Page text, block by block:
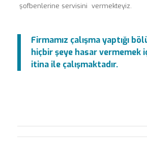
şofbenlerine servisini vermekteyiz.
Firmamız çalışma yaptığı
hiçbir şeye hasar vermemek
itina ile çalışmaktadır.